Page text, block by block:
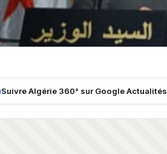
Suivre Algérie 360° sur Google Actualités